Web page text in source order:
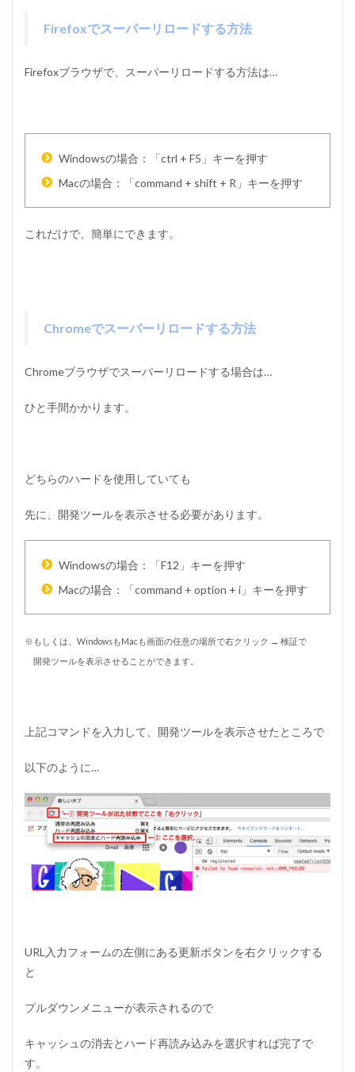
Firefoxでスーパーリロードする方法
Firefoxブラウザで、スーパーリロードする方法は…
Windowsの場合：「ctrl + F5」キーを押す
Macの場合：「command + shift + R」キーを押す
これだけで、簡単にできます。
Chromeでスーパーリロードする方法
Chromeブラウザでスーパーリロードする場合は…
ひと手間かかります。
どちらのハードを使用していても
先に、開発ツールを表示させる必要があります。
Windowsの場合：「F12」キーを押す
Macの場合：「command + option + i」キーを押す
※もしくは、WindowsもMacも画面の任意の場所で右クリック → 検証で
開発ツールを表示させることができます。
上記コマンドを入力して、開発ツールを表示させたところで
以下のように…
URL入力フォームの左側にある更新ボタンを右クリックする
と
プルダウンメニューが表示されるので
キャッシュの消去とハード再読み込みを選択すれば完了で
す。